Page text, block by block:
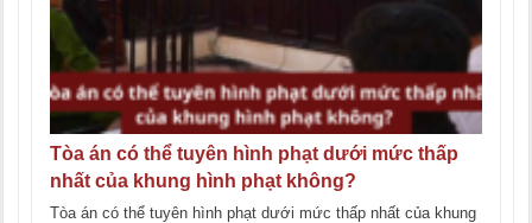
Tòa án có thể tuyên hình phạt dưới mức thấp
nhất của khung hình phạt không?
Tòa án có thể tuyên hình phạt dưới mức thấp nhất của khung